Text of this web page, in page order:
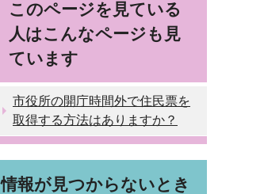
このページを見ている
人はこんなページも見
ています
市役所の開庁時間外で住民票を
取得する方法はありますか？
情報が見つからないとき